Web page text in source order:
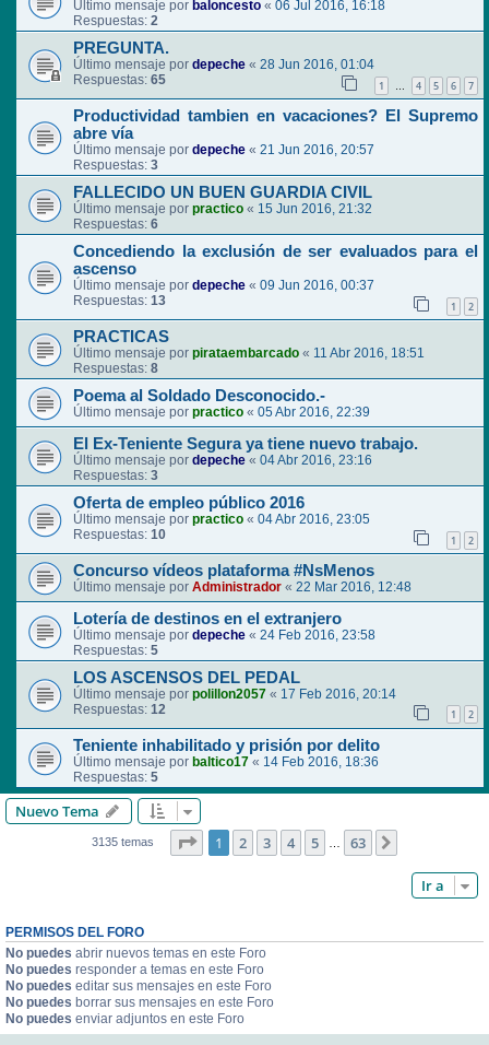
Último mensaje por baloncesto « 06 Jul 2016, 16:18
Respuestas: 2
PREGUNTA.
Último mensaje por depeche « 28 Jun 2016, 01:04
Respuestas: 65 1 … 4 5 6 7
Productividad tambien en vacaciones? El Supremo
abre vía
Último mensaje por depeche « 21 Jun 2016, 20:57
Respuestas: 3
FALLECIDO UN BUEN GUARDIA CIVIL
Último mensaje por practico « 15 Jun 2016, 21:32
Respuestas: 6
Concediendo la exclusión de ser evaluados para el
ascenso
Último mensaje por depeche « 09 Jun 2016, 00:37
Respuestas: 13 1 2
PRACTICAS
Último mensaje por pirataembarcado « 11 Abr 2016, 18:51
Respuestas: 8
Poema al Soldado Desconocido.-
Último mensaje por practico « 05 Abr 2016, 22:39
El Ex-Teniente Segura ya tiene nuevo trabajo.
Último mensaje por depeche « 04 Abr 2016, 23:16
Respuestas: 3
Oferta de empleo público 2016
Último mensaje por practico « 04 Abr 2016, 23:05
Respuestas: 10 1 2
Concurso vídeos plataforma #NsMenos
Último mensaje por Administrador « 22 Mar 2016, 12:48
Lotería de destinos en el extranjero
Último mensaje por depeche « 24 Feb 2016, 23:58
Respuestas: 5
LOS ASCENSOS DEL PEDAL
Último mensaje por polillon2057 « 17 Feb 2016, 20:14
Respuestas: 12 1 2
Teniente inhabilitado y prisión por delito
Último mensaje por baltico17 « 14 Feb 2016, 18:36
Respuestas: 5
Nuevo Tema
3135 temas Página de 63
1 2 3 4 5 63
Ir a
PERMISOS DEL FORO
No puedes abrir nuevos temas en este Foro
No puedes responder a temas en este Foro
No puedes editar sus mensajes en este Foro
No puedes borrar sus mensajes en este Foro
No puedes enviar adjuntos en este Foro